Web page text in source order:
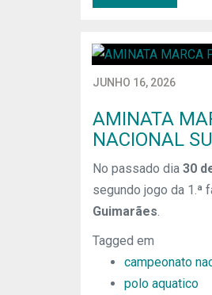
JUNHO 16, 2026
AMINATA
NACIONAL
No passado dia 30
segundo jogo da 1.ª
Guimarães.
Tagged em
campeonato
polo aquatico